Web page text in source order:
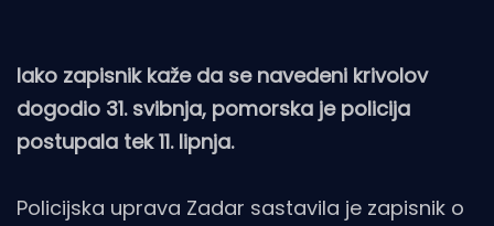
Iako zapisnik kaže da se navedeni krivolov
dogodio 31. svibnja, pomorska je policija
postupala tek 11. lipnja.
Policijska uprava Zadar sastavila je zapisnik o